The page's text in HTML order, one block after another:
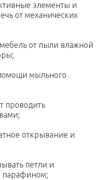
элементы и
от механических
от пыли влажной
мыльного
проводить
открывание и
петли и
парафином;